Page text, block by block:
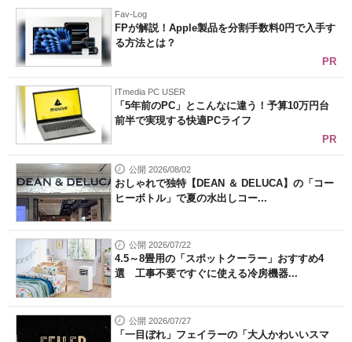
Fav-Log
FPが解説！Apple製品を分割手数料0円で入手す
る方法とは？
PR
ITmedia PC USER
「5年前のPC」とこんなに違う！予算10万円台
前半で実現する快適PCライフ
PR
公開 2026/08/02
おしゃれで独特【DEAN ＆ DELUCA】の「コー
ヒーボトル」で夏の水出しコー...
公開 2026/07/22
4.5～8畳用の「スポットクーラー」おすすめ4
選 工事不要ですぐに使える冷房機器...
公開 2026/07/27
「一目ぼれ」フェイラーの「大人かわいいスマ